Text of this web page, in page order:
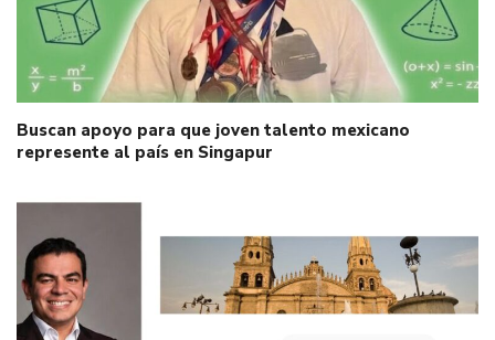
Buscan apoyo para que joven talento mexicano
represente al país en Singapur